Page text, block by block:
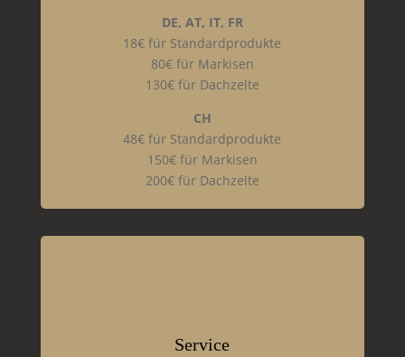
DE, AT, IT, FR
18€ für Standardprodukte
80€ für Markisen
130€ für Dachzelte
CH
48€ für Standardprodukte
150€ für Markisen
200€ für Dachzelte
Service